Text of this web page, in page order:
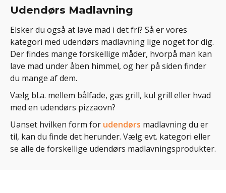
Udendørs Madlavning
Elsker du også at lave mad i det fri? Så er vores
kategori med udendørs madlavning lige noget for dig.
Der findes mange forskellige måder, hvorpå man kan
lave mad under åben himmel, og her på siden finder
du mange af dem.
Vælg bl.a. mellem bålfade, gas grill, kul grill eller hvad
med en udendørs pizzaovn?
Uanset hvilken form for udendørs madlavning du er
til, kan du finde det herunder. Vælg evt. kategori eller
se alle de forskellige udendørs madlavningsprodukter.